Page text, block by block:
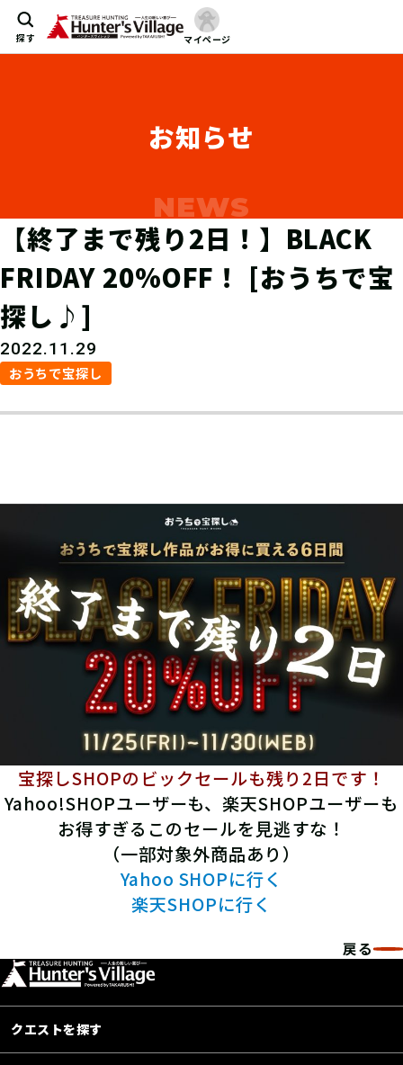
探す マイページ
お知らせ
【終了まで残り2日！】BLACK
FRIDAY 20%OFF！ [おうちで宝
探し♪]
2022.11.29
おうちで宝探し
宝探しSHOPのビックセールも残り2日です！
Yahoo!SHOPユーザーも、楽天SHOPユーザーも
お得すぎるこのセールを見逃すな！
（一部対象外商品あり）
Yahoo SHOPに行く
楽天SHOPに行く
戻る
クエストを探す